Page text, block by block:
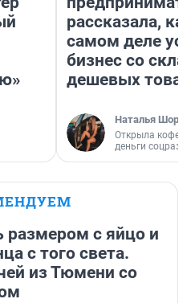
рассказала,
самом деле
бизнес со
дешевых
Наталья
Открыла
деньги
размером с яйцо и
с того света.
из Тюмени со